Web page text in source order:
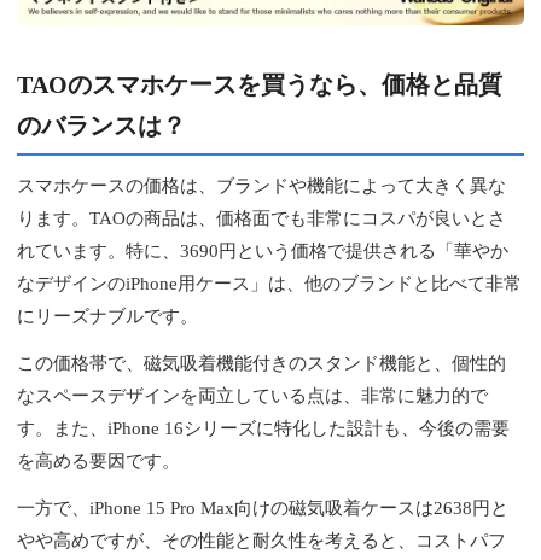
TAOのスマホケースを買うなら、価格と品質
のバランスは？
スマホケースの価格は、ブランドや機能によって大きく異な
ります。TAOの商品は、価格面でも非常にコスパが良いとさ
れています。特に、3690円という価格で提供される「華やか
なデザインのiPhone用ケース」は、他のブランドと比べて非常
にリーズナブルです。
この価格帯で、磁気吸着機能付きのスタンド機能と、個性的
なスペースデザインを両立している点は、非常に魅力的で
す。また、iPhone 16シリーズに特化した設計も、今後の需要
を高める要因です。
一方で、iPhone 15 Pro Max向けの磁気吸着ケースは2638円と
やや高めですが、その性能と耐久性を考えると、コストパフ